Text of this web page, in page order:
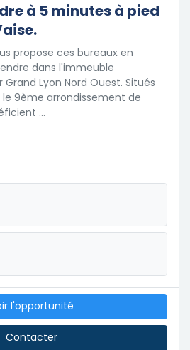
à 5 minutes à pied
propose ces bureaux en
dans l'immeuble
Grand Lyon Nord Ouest. Situés
le 9ème arrondissement de
…
l'opportunité
Contacter